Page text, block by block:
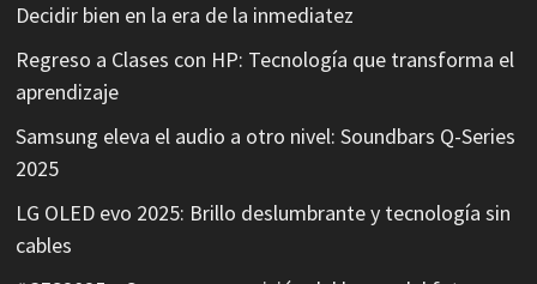
Decidir bien en la era de la inmediatez
Regreso a Clases con HP: Tecnología que transforma el
aprendizaje
Samsung eleva el audio a otro nivel: Soundbars Q-Series
2025
LG OLED evo 2025: Brillo deslumbrante y tecnología sin
cables